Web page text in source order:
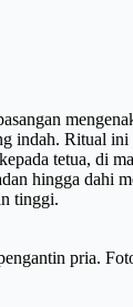
indah. Ritual ini
tetua, di
hingga dahi
tinggi.
pria.